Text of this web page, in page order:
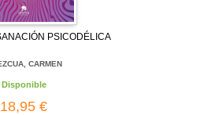
PSICODÉLICA
CARMEN
Disponible
18,95 €